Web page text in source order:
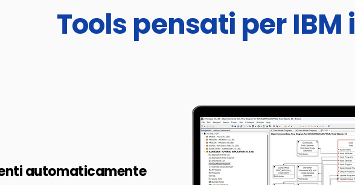
Tools pensati per IBM i
automaticamente